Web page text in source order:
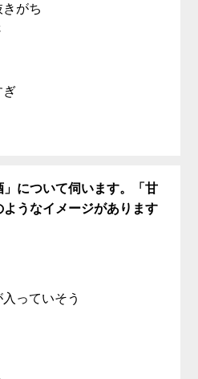
がち
ぎ
について伺います。「甘
うなイメージがあります
っていそう